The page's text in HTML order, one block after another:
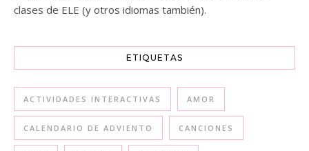
clases de ELE (y otros idiomas también).
ETIQUETAS
ACTIVIDADES INTERACTIVAS AMOR
CALENDARIO DE ADVIENTO CANCIONES